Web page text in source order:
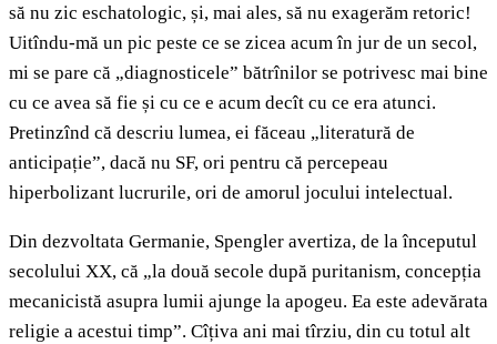
să nu zic eschatologic, și, mai ales, să nu exagerăm retoric!
Uitîndu-mă un pic peste ce se zicea acum în jur de un secol,
mi se pare că „diagnosticele” bătrînilor se potrivesc mai bine
cu ce avea să fie și cu ce e acum decît cu ce era atunci.
Pretinzînd că descriu lumea, ei făceau „literatură de
anticipație”, dacă nu SF, ori pentru că percepeau
hiperbolizant lucrurile, ori de amorul jocului intelectual.
Din dezvoltata Germanie, Spengler avertiza, de la începutul
secolului XX, că „la două secole după puritanism, concepția
mecanicistă asupra lumii ajunge la apogeu. Ea este adevărata
religie a acestui timp”. Cîțiva ani mai tîrziu, din cu totul alt